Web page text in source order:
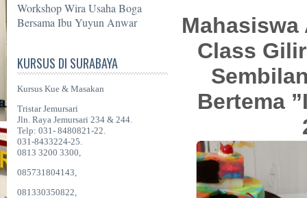
Workshop Wira Usaha Boga
Bersama Ibu Yuyun Anwar
KURSUS DI SURABAYA
Kursus Kue & Masakan
Tristar Jemursari
Jln. Raya Jemursari 234 & 244.
Telp: 031- 8480821-22.
031-8433224-25.
0813 3200 3300,
085731804143,
081330350822,
Class
Bertema